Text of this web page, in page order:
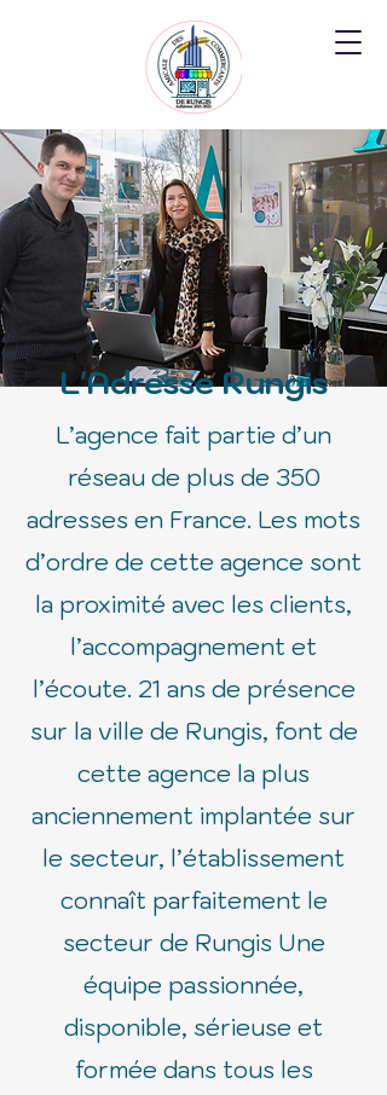
L'Adresse Rungis
L’agence fait partie d’un
réseau de plus de 350
adresses en France. Les mots
d’ordre de cette agence sont
la proximité avec les clients,
l’accompagnement et
l’écoute. 21 ans de présence
sur la ville de Rungis, font de
cette agence la plus
anciennement implantée sur
le secteur, l’établissement
connaît parfaitement le
secteur de Rungis Une
équipe passionnée,
disponible, sérieuse et
formée dans tous les